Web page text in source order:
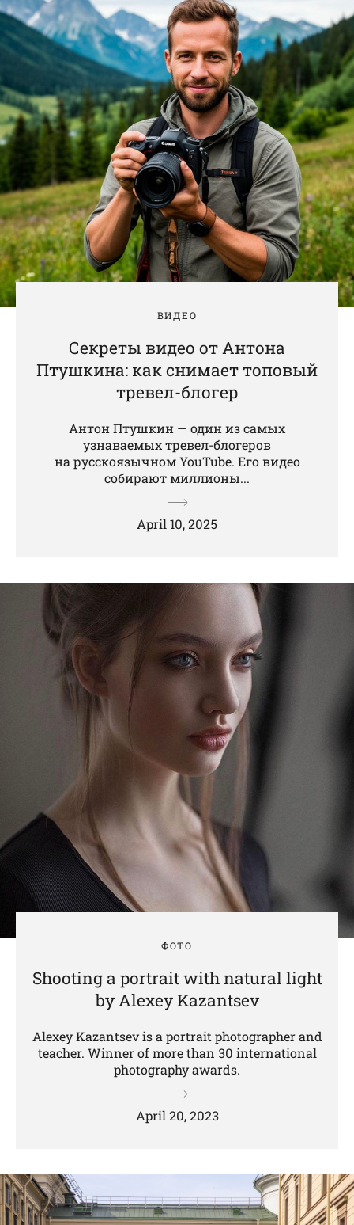
ВИДЕО
Секреты видео от Антона
Птушкина: как снимает топовый
тревел-блогер
Антон Птушкин — один из самых
узнаваемых тревел-блогеров
на русскоязычном YouTube. Его видео
собирают миллионы...
April 10, 2025
ФОТО
Shooting a portrait with natural light
by Alexey Kazantsev
Alexey Kazantsev is a portrait photographer and
teacher. Winner of more than 30 international
photography awards.
April 20, 2023